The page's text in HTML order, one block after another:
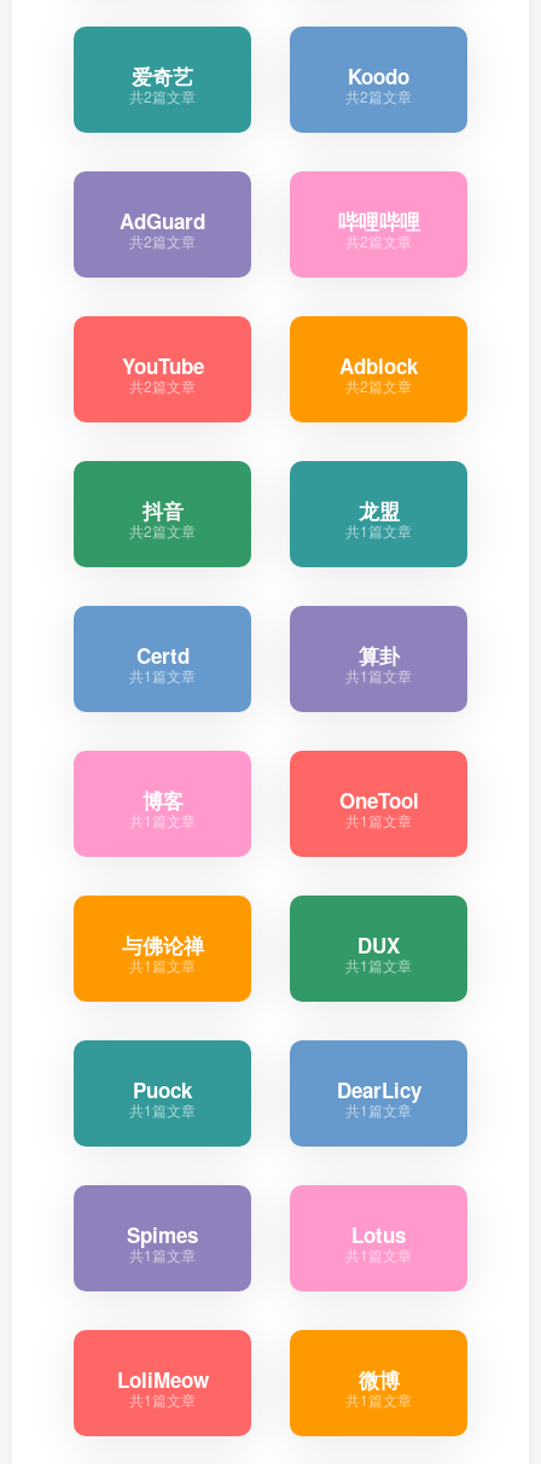
爱奇艺
共2篇文章
Koodo
共2篇文章
AdGuard
共2篇文章
哔哩哔哩
共2篇文章
YouTube
共2篇文章
Adblock
共2篇文章
抖音
共2篇文章
龙盟
共1篇文章
Certd
共1篇文章
算卦
共1篇文章
博客
共1篇文章
OneTool
共1篇文章
与佛论禅
共1篇文章
DUX
共1篇文章
Puock
共1篇文章
DearLicy
共1篇文章
Spimes
共1篇文章
Lotus
共1篇文章
LoliMeow
共1篇文章
微博
共1篇文章